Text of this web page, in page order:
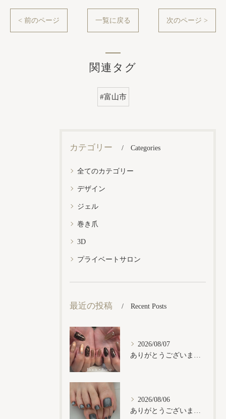
< 前のページ 一覧に戻る 次のページ >
関連タグ
#富山市
カテゴリー Categories
全てのカテゴリー
デザイン
ジェル
巻き爪
3D
プライベートサロン
最近の投稿 Recent Posts
2026/08/07
2026/08/06